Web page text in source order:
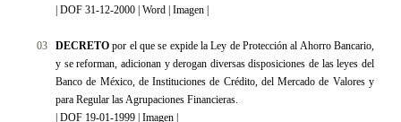
|DOF 31-12-2000 |Word |Imagen
03 DECRETO por el que se expide la Ley de Protección al Ahorro Bancario,
y se reforman, adicionan y derogan diversas disposiciones de las leyes del
Banco de México, de Instituciones de Crédito, del Mercado de Valores y
para Regular las Agrupaciones Financieras.
|DOF 19-01-1999 |Imagen